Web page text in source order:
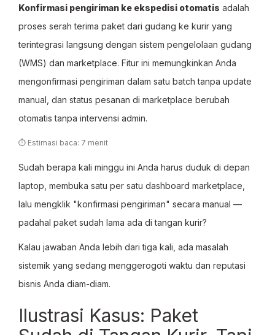
Konfirmasi pengiriman ke ekspedisi otomatis adalah
proses serah terima paket dari gudang ke kurir yang
terintegrasi langsung dengan sistem pengelolaan gudang
(WMS) dan marketplace. Fitur ini memungkinkan Anda
mengonfirmasi pengiriman dalam satu batch tanpa update
manual, dan status pesanan di marketplace berubah
otomatis tanpa intervensi admin.
⏱ Estimasi baca: 7 menit
Sudah berapa kali minggu ini Anda harus duduk di depan
laptop, membuka satu per satu dashboard marketplace,
lalu mengklik "konfirmasi pengiriman" secara manual —
padahal paket sudah lama ada di tangan kurir?
Kalau jawaban Anda lebih dari tiga kali, ada masalah
sistemik yang sedang menggerogoti waktu dan reputasi
bisnis Anda diam-diam.
Ilustrasi Kasus: Paket